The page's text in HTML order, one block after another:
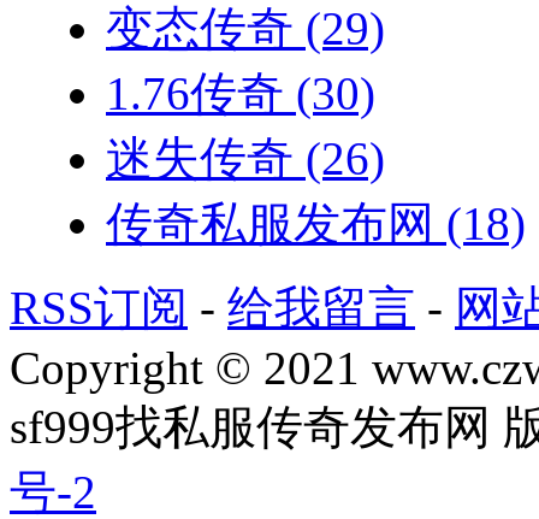
变态传奇 (29)
1.76传奇 (30)
迷失传奇 (26)
传奇私服发布网 (18)
RSS订阅 - 给我留言 - 网
Copyright © 2021
sf999找私服传奇发布网
号-2